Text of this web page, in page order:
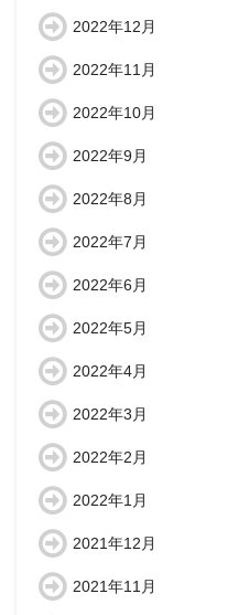
2022年12月
2022年11月
2022年10月
2022年9月
2022年8月
2022年7月
2022年6月
2022年5月
2022年4月
2022年3月
2022年2月
2022年1月
2021年12月
2021年11月